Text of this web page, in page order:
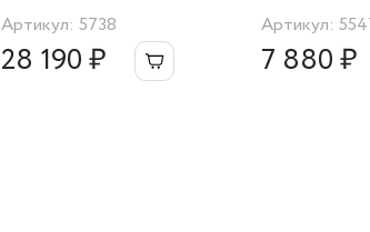
Артикул: 5738
28 190 ₽
Артикул:
7 880 ₽